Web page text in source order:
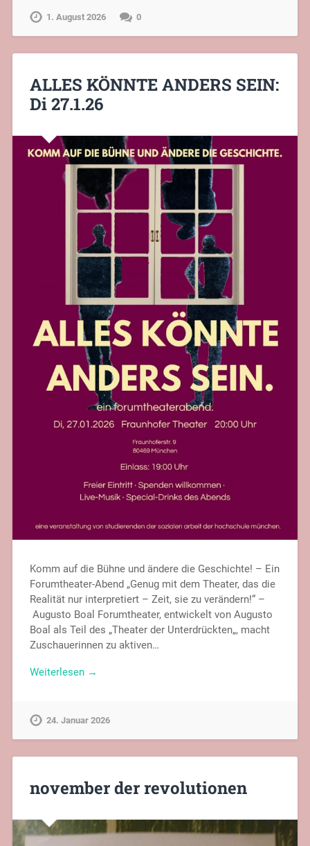
1. August 2026 0
ALLES KÖNNTE ANDERS SEIN:
Di 27.1.26
Komm auf die Bühne und ändere die Geschichte! – Ein
Forumtheater-Abend „Genug mit dem Theater, das die
Realität nur interpretiert – Zeit, sie zu verändern!“ –
Augusto Boal Forumtheater, entwickelt von Augusto
Boal als Teil des „Theater der Unterdrückten„, macht
Zuschauerinnen zu aktiven…
Weiterlesen →
24. Januar 2026
november der revolutionen